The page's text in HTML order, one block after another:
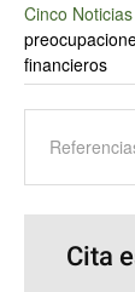
Cinco Noticias
financieros
Cita